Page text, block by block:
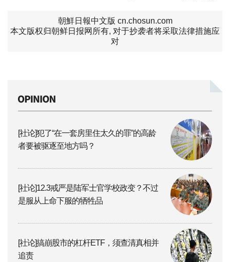
朝鮮日報中文版 cn.chosun.com
本文版权归朝鲜日报网所有, 对于抄袭者将采取法律措施应
对
[社论]犯了“在一套房里住太久的罪”的高龄
者要被驱逐至地方吗？
[社论]12.3戒严是陆军士官学校政变？不过
是服从上命下服的牺牲品
[社论]搞崩股市的杠杆ETF，须查清真相并
追责